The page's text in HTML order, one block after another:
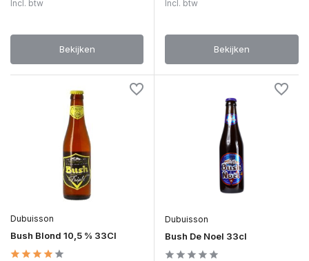
Incl. btw
Bekijken
Incl. btw
Bekijken
Dubuisson
Bush Blond 10,5 % 33Cl
Dubuisson
Bush De Noel 33cl